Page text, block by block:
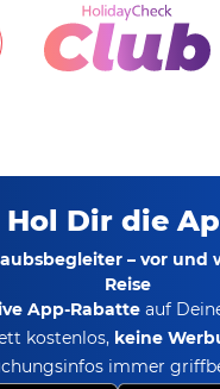
Hol Dir die
– vor und
Reise
App-Rabatte auf
kostenlos, keine
immer